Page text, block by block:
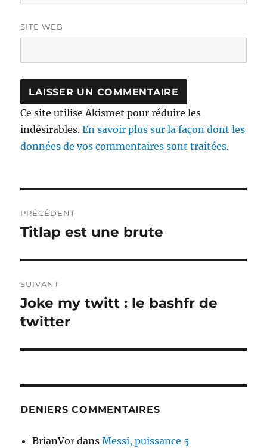
SITE WEB
Ce site utilise Akismet pour réduire les
indésirables.En savoir plus sur la façon dont les
données de vos commentaires sont traitées.
de
PRÉCÉDENT
Publication
Titlap est une brute
SUIVANT
Publication
suivante :
Joke my twitt : le bashfr de
twitter
DENIERS COMMENTAIRES
BrianVor dansMessi, puissance 5